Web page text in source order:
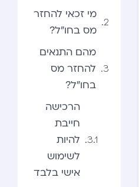
מי זכאי להחזר
מס בחו”ל?
מהם התנאים
להחזר מס
בחו”ל?
הרכישה
חייבת
להיות
לשימוש
אישי בלבד